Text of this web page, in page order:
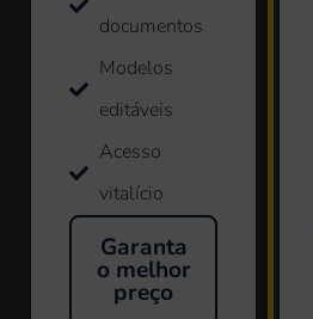
documentos
Modelos
editáveis
Acesso
vitalício
Garanta
o melhor
preço